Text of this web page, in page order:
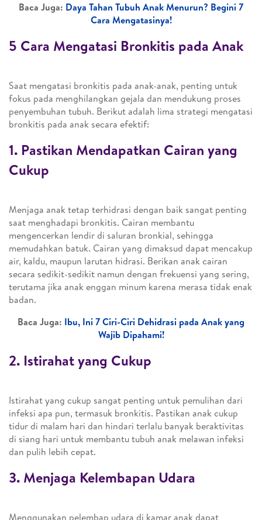
Baca Juga: Daya Tahan Tubuh Anak Menurun? Begini 7
Cara Mengatasinya!
5 Cara Mengatasi Bronkitis pada Anak
Saat mengatasi bronkitis pada anak-anak, penting untuk
fokus pada menghilangkan gejala dan mendukung proses
penyembuhan tubuh. Berikut adalah lima strategi mengatasi
bronkitis pada anak secara efektif:
1. Pastikan Mendapatkan Cairan yang
Cukup
Menjaga anak tetap terhidrasi dengan baik sangat penting
saat menghadapi bronkitis. Cairan membantu
mengencerkan lendir di saluran bronkial, sehingga
memudahkan batuk. Cairan yang dimaksud dapat mencakup
air, kaldu, maupun larutan hidrasi. Berikan anak cairan
secara sedikit-sedikit namun dengan frekuensi yang sering,
terutama jika anak enggan minum karena merasa tidak enak
badan.
Baca Juga: Ibu, Ini 7 Ciri-Ciri Dehidrasi pada Anak yang
Wajib Dipahami!
2. Istirahat yang Cukup
Istirahat yang cukup sangat penting untuk pemulihan dari
infeksi apa pun, termasuk bronkitis. Pastikan anak cukup
tidur di malam hari dan hindari terlalu banyak beraktivitas
di siang hari untuk membantu tubuh anak melawan infeksi
dan pulih lebih cepat.
3. Menjaga Kelembapan Udara
Menggunakan pelembap udara di kamar anak dapat